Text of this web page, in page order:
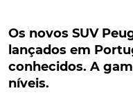
lançados em
conhecidos. A
Os novos SUV
lançados em
Os novos SUV
lançados em
conhecidos. A
níveis.